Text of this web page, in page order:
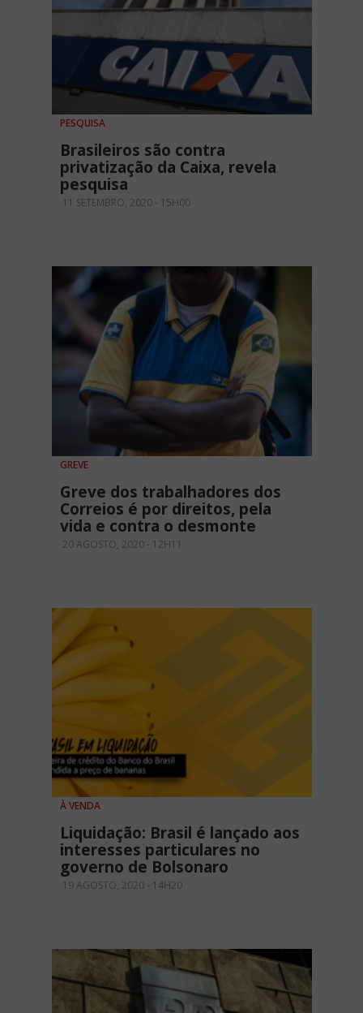
PESQUISA
Brasileiros são contra
privatização da Caixa, revela
pesquisa
11 SETEMBRO, 2020 - 15H00
GREVE
Greve dos trabalhadores dos
Correios é por direitos, pela
vida e contra o desmonte
20 AGOSTO, 2020 - 12H11
À VENDA
Liquidação: Brasil é lançado aos
interesses particulares no
governo de Bolsonaro
19 AGOSTO, 2020 - 14H20